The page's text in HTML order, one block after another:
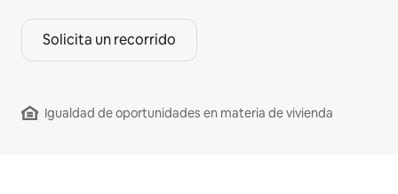
Solicita un recorrido
Igualdad de oportunidades en materia de vivienda